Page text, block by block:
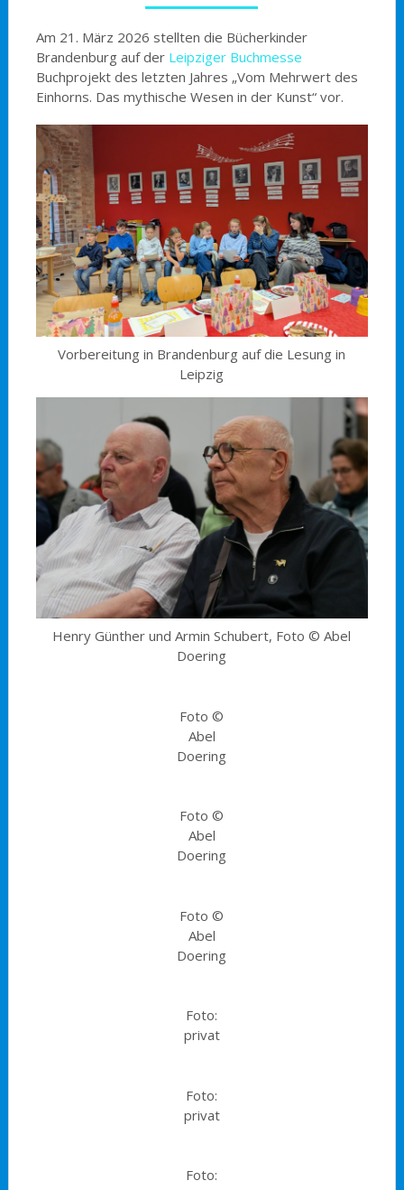
Am 21. März 2026 stellten die Bücherkinder
Brandenburg auf der Leipziger Buchmesse
Buchprojekt des letzten Jahres „Vom Mehrwert des
Einhorns. Das mythische Wesen in der Kunst“ vor.
Vorbereitung in Brandenburg auf die Lesung in
Leipzig
Henry Günther und Armin Schubert, Foto © Abel
Doering
Foto ©
Abel
Doering
Foto ©
Abel
Doering
Foto ©
Abel
Doering
Foto:
privat
Foto:
privat
Foto: